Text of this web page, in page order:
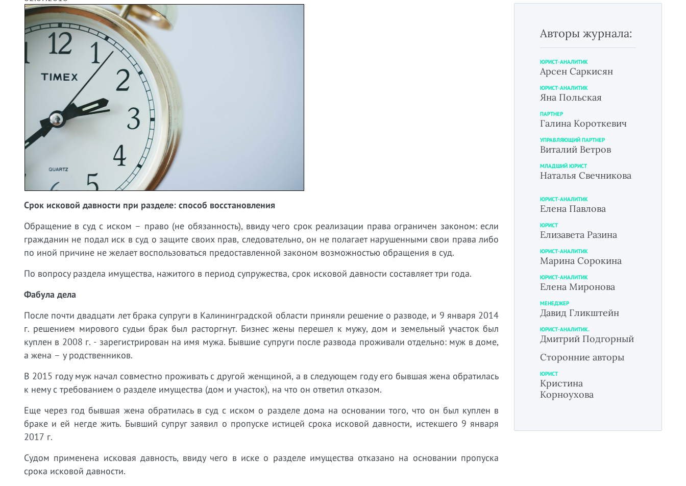
Срок исковой давности при разделе: способ восстановления
Обращение в суд с иском – право (не обязанность), ввиду чего срок реализации права ограничен законом: если
гражданин не подал иск в суд о защите своих прав, следовательно, он не полагает нарушенными свои права либо
по иной причине не желает воспользоваться предоставленной законом возможностью обращения в суд.
По вопросу раздела имущества, нажитого в период супружества, срок исковой давности составляет три года.
Фабула дела
После почти двадцати лет брака супруги в Калининградской области приняли решение о разводе, и 9 января 2014
г. решением мирового судьи брак был расторгнут. Бизнес жены перешел к мужу, дом и земельный участок был
куплен в 2008 г. - зарегистрирован на имя мужа. Бывшие супруги после развода проживали отдельно: муж в доме,
а жена – у родственников.
В 2015 году муж начал совместно проживать с другой женщиной, а в следующем году его бывшая жена обратилась
к нему с требованием о разделе имущества (дом и участок), на что он ответил отказом.
Еще через год бывшая жена обратилась в суд с иском о разделе дома на основании того, что он был куплен в
браке и ей негде жить. Бывший супруг заявил о пропуске истицей срока исковой давности, истекшего 9 января
2017 г.
Судом применена исковая давность, ввиду чего в иске о разделе имущества отказано на основании пропуска
срока исковой давности.
Авторы журнала:
ЮРИСТ-АНАЛИТИК
Арсен Саркисян
ЮРИСТ-АНАЛИТИК
Яна Польская
ПАРТНЕР
Галина Короткевич
УПРАВЛЯЮЩИЙ ПАРТНЕР
Виталий Ветров
МЛАДШИЙ ЮРИСТ
Наталья Свечникова
ЮРИСТ-АНАЛИТИК
Елена Павлова
ЮРИСТ
Елизавета Разина
ЮРИСТ-АНАЛИТИК
Марина Сорокина
ЮРИСТ-АНАЛИТИК
Елена Миронова
МЕНЕДЖЕР
Давид Гликштейн
ЮРИСТ-АНАЛИТИК.
Дмитрий Подгорный
Сторонние авторы
ЮРИСТ
Кристина
Корноухова